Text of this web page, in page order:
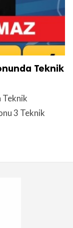
Teknik
Teknik
3 Teknik